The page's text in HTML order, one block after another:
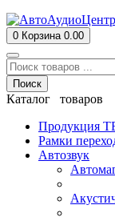
0 Корзина 0.00
Поиск
Каталог товаров
Продукция
Рамки
Автозвук